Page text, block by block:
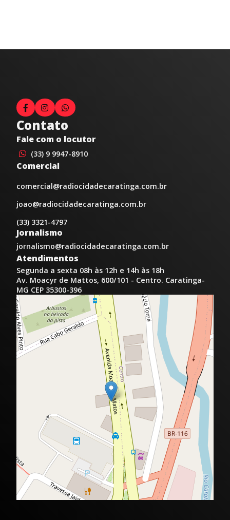
Contato
Fale com o locutor
(33) 9 9947-8910
Comercial
comercial@radiocidadecaratinga.com.br
joao@radiocidadecaratinga.com.br
(33) 3321-4797
Jornalismo
jornalismo@radiocidadecaratinga.com.br
Atendimentos
Segunda a sexta 08h às 12h e 14h às 18h
Av. Moacyr de Mattos, 600/101 - Centro. Caratinga-
MG CEP 35300-396